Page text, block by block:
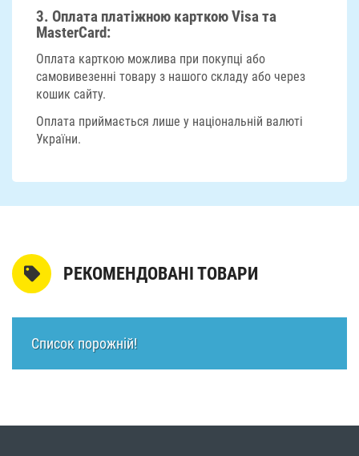
3. Оплата платіжною карткою Visa та
MasterCard:
Оплата карткою можлива при покупці або
самовивезенні товару з нашого складу або через
кошик сайту.
Оплата приймається лише у національній валюті
України.
РЕКОМЕНДОВАНІ ТОВАРИ
Список порожній!